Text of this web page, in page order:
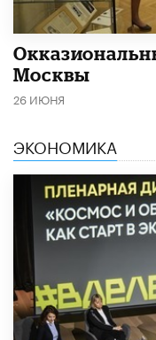
Москвы
26 ИЮНЯ
ЭКОНОМИКА